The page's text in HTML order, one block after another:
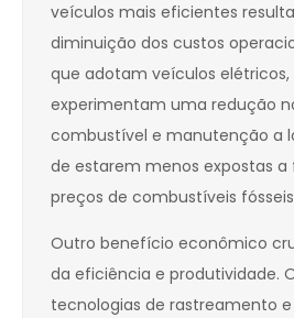
veículos mais eficientes
diminuição dos custos
que adotam veículos elétricos,
experimentam uma redução
combustível e manutenção a
de estarem menos expostas
preços de combustíveis
Outro benefício econômico
da eficiência e produtividade.
tecnologias de rastreamento